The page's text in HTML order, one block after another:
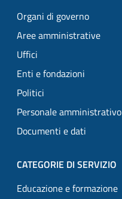
Organi di governo
Aree amministrative
Uffici
Enti e fondazioni
Politici
Personale amministrativo
Documenti e dati
CATEGORIE DI SERVIZIO
Educazione e formazione